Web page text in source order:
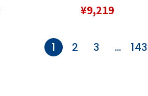
¥9,219
1 2 3 … 143